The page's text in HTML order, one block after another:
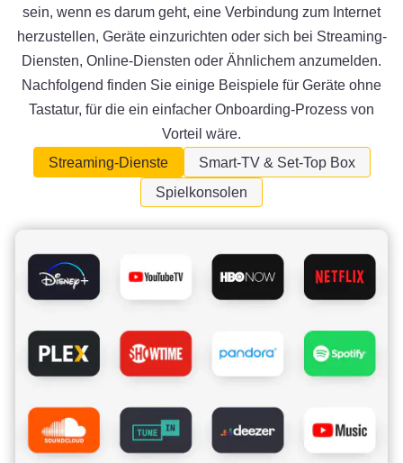
sein, wenn es darum geht, eine Verbindung zum Internet
herzustellen, Geräte einzurichten oder sich bei Streaming-
Diensten, Online-Diensten oder Ähnlichem anzumelden.
Nachfolgend finden Sie einige Beispiele für Geräte ohne
Tastatur, für die ein einfacher Onboarding-Prozess von
Vorteil wäre.
Streaming-Dienste
Smart-TV & Set-Top Box
Spielkonsolen